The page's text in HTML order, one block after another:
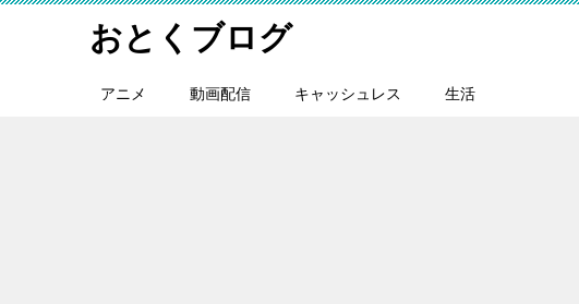
おとくブログ
アニメ 動画配信 キャッシュレス 生活